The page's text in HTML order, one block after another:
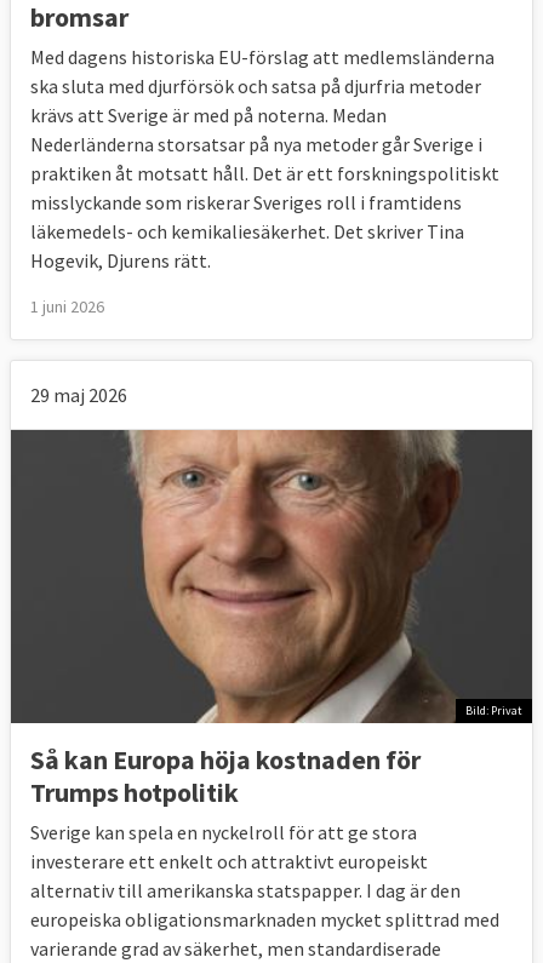
bromsar
Med dagens historiska EU-förslag att medlemsländerna
ska sluta med djurförsök och satsa på djurfria metoder
krävs att Sverige är med på noterna. Medan
Nederländerna storsatsar på nya metoder går Sverige i
praktiken åt motsatt håll. Det är ett forskningspolitiskt
misslyckande som riskerar Sveriges roll i framtidens
läkemedels- och kemikaliesäkerhet. Det skriver Tina
Hogevik, Djurens rätt.
1 juni 2026
29 maj 2026
Bild: Privat
Så kan Europa höja kostnaden för
Trumps hotpolitik
Sverige kan spela en nyckelroll för att ge stora
investerare ett enkelt och attraktivt europeiskt
alternativ till amerikanska statspapper. I dag är den
europeiska obligationsmarknaden mycket splittrad med
varierande grad av säkerhet, men standardiserade